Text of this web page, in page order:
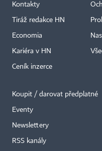
Kontakty
Tiráž redakce HN
Economia
Kariéra v HN
Ceník inzerce
Koupit / darovat předplatné
Eventy
Newslettery
RSS kanály